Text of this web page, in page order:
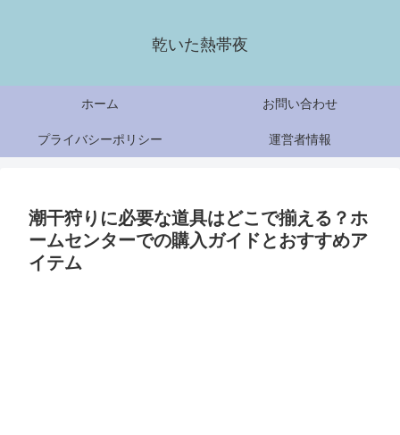
乾いた熱帯夜
ホーム お問い合わせ
プライバシーポリシー 運営者情報
潮干狩りに必要な道具はどこで揃える？ホ
ームセンターでの購入ガイドとおすすめア
イテム